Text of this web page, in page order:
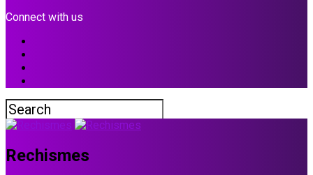
Connect with us
Rechismes